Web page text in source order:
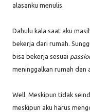
alasanku menulis.
Dahulu kala saat aku
bekerja dari rumah.
bisa bekerja sesuai
meninggalkan rumah dan
Well. Meskipun tidak
meskipun aku harus